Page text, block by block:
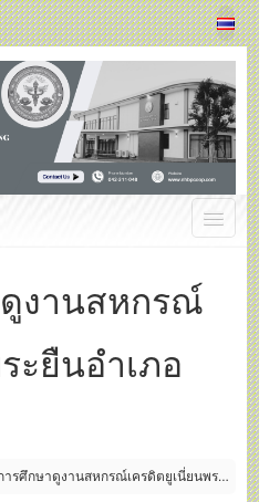
งานสหกรณ์
ะยืนอำเภอ
ารศึกษาดูงานสหกรณ์เครดิตยูเนี่ยนพระ